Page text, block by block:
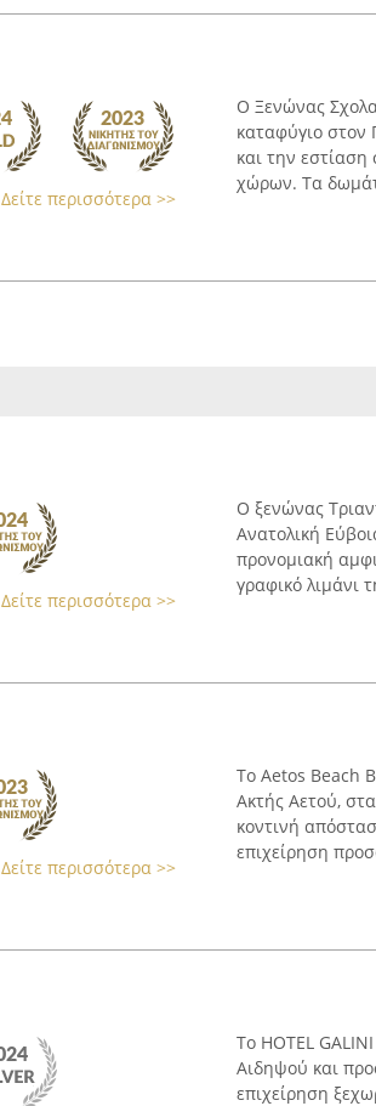
Δείτε περισσότερα >>
Ο Ξενώνας
καταφύγιο στον
και την
χώρων. Τα
Δείτε περισσότερα >>
Ο ξενώνας
Ανατολική
προνομιακή
γραφικό λιμάνι
Δείτε περισσότερα >>
Το Aetos Beach
Ακτής Αετού,
κοντινή
επιχείρηση
Το HOTEL
Αιδηψού και
επιχείρηση